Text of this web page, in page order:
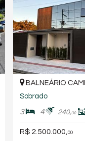
BALNEÁRIO
Sobrado
3 4 240,00
R$ 2.500.000,00